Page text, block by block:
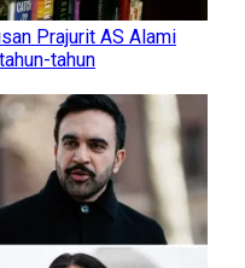
Prajurit AS Alami
tahun